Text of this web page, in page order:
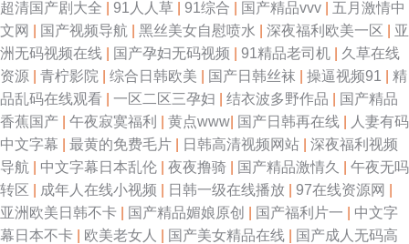
超清国产剧大全
91人人草 91综合 国产精品vvv
五月激情中
文网
国产视频导航 黑丝美女自慰喷水 深夜福利欧美一区
亚
洲无码视频在线
国产孕妇无码视频 91精品老司机
久草在线
资源
青柠影院 综合日韩欧美 国产日韩丝袜 操逼视频91
精
品乱码在线观看
一区二区三孕妇 结衣波多野作品
国产精品
香蕉国产
午夜寂寞福利 黄点www 国产日韩再在线
人妻有码
中文字幕
最黄的免费毛片 日韩高清视频网站
深夜福利视频
导航
中文字幕日本乱伦 夜夜撸骑 国产精品激情久
午夜无吗
转区
成年人在线小视频 日韩一级在线播放 97在线资源网
亚洲欧美日韩不卡
国产精品媚娘原创 国产福利片一
中文字
幕日本不卡
欧美老女人 国产美女精品在线
国产成人无码高